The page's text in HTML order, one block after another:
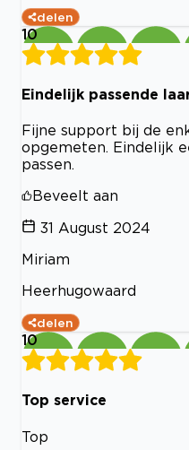
delen
10
Eindelijk passende
Fijne support bij de
opgemeten. Eindelijk
passen.
Beveelt aan
31 August 2024
Miriam
Heerhugowaard
delen
10
Top service
Top